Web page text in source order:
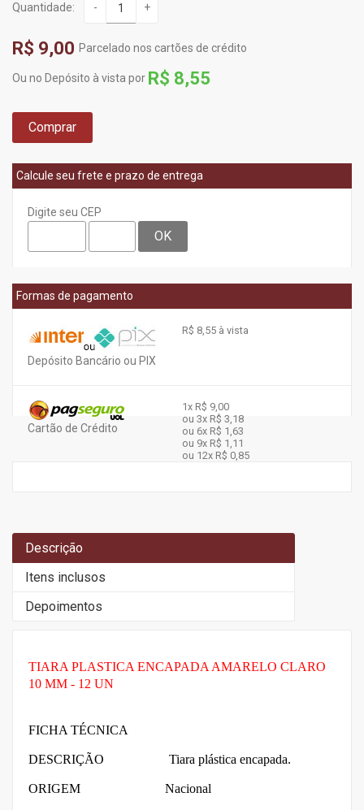
Quantidade: - +
R$ 9,00 Parcelado nos cartões de crédito
Ou no Depósito à vista por R$ 8,55
Comprar
Calcule seu frete e prazo de entrega
Digite seu CEP
OK
Formas de pagamento
Depósito Bancário ou PIX
R$ 8,55 à vista
Cartão de Crédito
1x R$ 9,00
ou 3x R$ 3,18
ou 6x R$ 1,63
ou 9x R$ 1,11
ou 12x R$ 0,85
Descrição
Itens inclusos
Depoimentos
TIARA PLASTICA ENCAPADA AMARELO CLARO
10 MM - 12 UN
FICHA TÉCNICA
DESCRIÇÃO Tiara plástica encapada.
ORIGEM Nacional